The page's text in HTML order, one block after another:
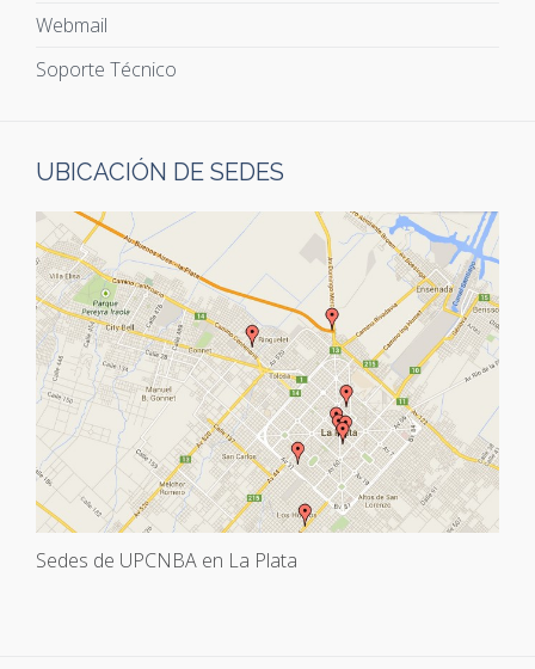
Webmail
Soporte Técnico
UBICACIÓN DE SEDES
Sedes de UPCNBA en La Plata